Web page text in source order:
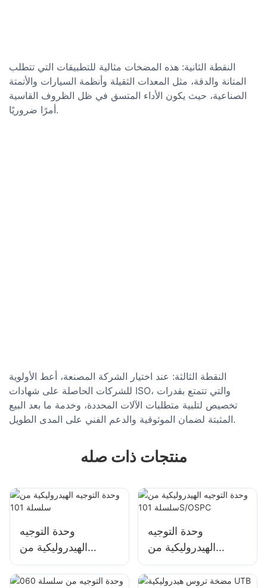
النقطة الثانية: هذه المضخات مثالية للتطبيقات التي تتطلب
المتانة والدقة، مثل المعدات الثقيلة وأنظمة السيارات والأتمتة
الصناعية، حيث يكون الأداء المتسق في ظل الظروف القاسية
أمرًا ضروريًا.
النقطة الثالثة: عند اختيار الشركة المصنعة، أعط الأولوية
للشركات الحاصلة على شهادات ISO، والتي تتمتع بقدرات
تخصيص لتلبية متطلبات الآلات المحددة، وخدمة ما بعد البيع
المثبتة لضمان الموثوقية والدعم الفني على المدى الطويل.
منتجات ذات صله
وحدة التوجيه
الهيدروليكية من
سلسلة 101
وحدة التوجيه
الهيدروليكية من
سلسلة 101S/OSPC